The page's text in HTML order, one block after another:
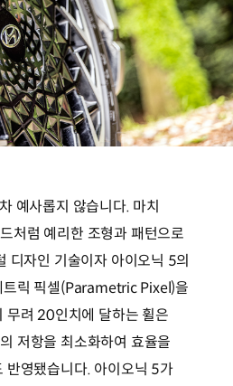
예사롭지 않습니다. 마치
처럼 예리한 조형과 패턴으로
디자인 기술이자 아이오닉 5의
트릭 픽셀(Parametric Pixel)을
무려 20인치에 달하는 휠은
저항을 최소화하여 효율을
반영됐습니다. 아이오닉 5가